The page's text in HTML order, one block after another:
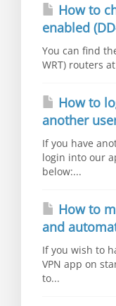
How to
enabled
You can find
WRT) routers
How to
another
If you have
login into our
below:...
How to
and
If you wish to
VPN app on
to...